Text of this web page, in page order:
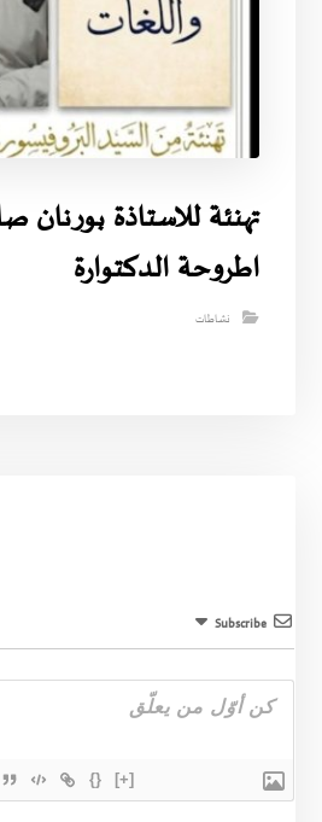
تهنئة للاستاذة بورنان
اطروحة الدكتوارة
نشاطات
Subscribe
{} [+]